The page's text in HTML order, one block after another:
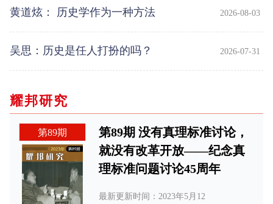
黄道炫： 历史学作为一种方法 2026-08-03
吴思：历史是任人打扮的吗？ 2026-07-31
耀邦研究
第89期
第89期 没有真理标准讨论，
就没有改革开放——纪念真
理标准问题讨论45周年
最新更新时间：2023年5月12